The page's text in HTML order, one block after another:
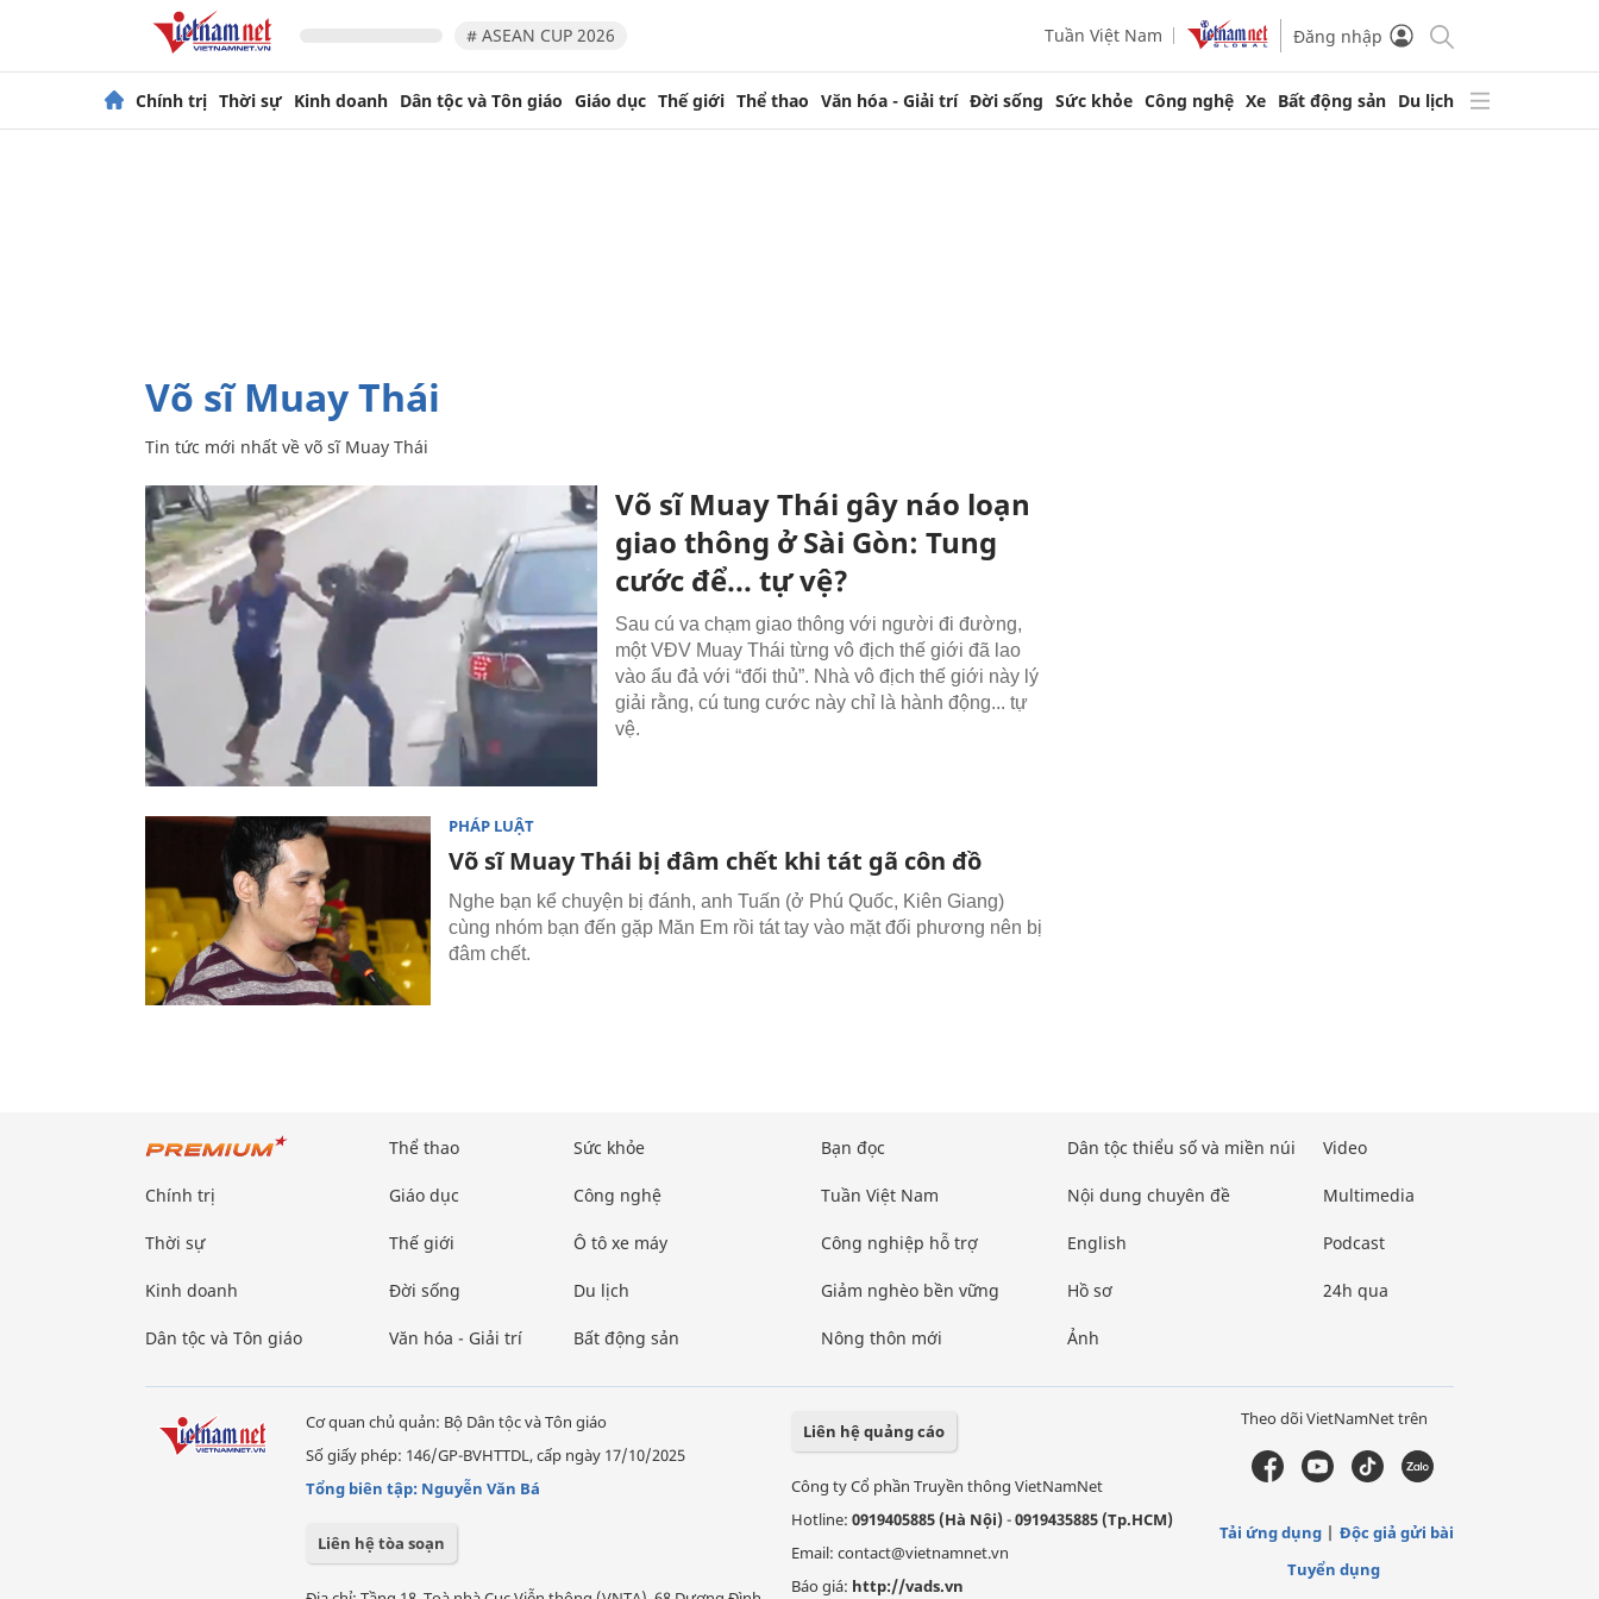
# ASEAN CUP 2026 Tuần Việt Nam Đăng nhập
Chính trị Thời sự Kinh doanh Dân tộc và Tôn giáo Giáo dục Thế giới Thể thao Văn hóa - Giải trí Đời sống Sức khỏe Công nghệ Xe Bất động sản Du lịch
võ sĩ Muay Thái
Tin tức mới nhất về võ sĩ Muay Thái
Võ sĩ Muay Thái gây náo loạn
giao thông ở Sài Gòn: Tung
cước để... tự vệ?
Sau cú va chạm giao thông với người đi đường,
một VĐV Muay Thái từng vô địch thế giới đã lao
vào ẩu đả với “đối thủ”. Nhà vô địch thế giới này lý
giải rằng, cú tung cước này chỉ là hành động... tự
vệ.
PHÁP LUẬT
Võ sĩ Muay Thái bị đâm chết khi tát gã côn đồ
Nghe bạn kể chuyện bị đánh, anh Tuấn (ở Phú Quốc, Kiên Giang)
cùng nhóm bạn đến gặp Măn Em rồi tát tay vào mặt đối phương nên bị
đâm chết.
Chính trị
Thời sự
Kinh doanh
Dân tộc và Tôn giáo
Thể thao
Giáo dục
Thế giới
Đời sống
Văn hóa - Giải trí
Sức khỏe
Công nghệ
Ô tô xe máy
Du lịch
Bất động sản
Bạn đọc
Tuần Việt Nam
Công nghiệp hỗ trợ
Giảm nghèo bền vững
Nông thôn mới
Dân tộc thiểu số và miền núi
Nội dung chuyên đề
English
Hồ sơ
Ảnh
Video
Multimedia
Podcast
24h qua
Cơ quan chủ quản: Bộ Dân tộc và Tôn giáo
Số giấy phép: 146/GP-BVHTTDL, cấp ngày 17/10/2025
Tổng biên tập: Nguyễn Văn Bá
Liên hệ tòa soạn
Liên hệ quảng cáo
Công ty Cổ phần Truyền thông VietNamNet
Hotline: 0919405885 (Hà Nội)-0919435885 (Tp.HCM)
Email: contact@vietnamnet.vn
Báo giá: http://vads.vn
Theo dõi VietNamNet trên
Tải ứng dụng
Độc giả gửi bài
Tuyển dụng